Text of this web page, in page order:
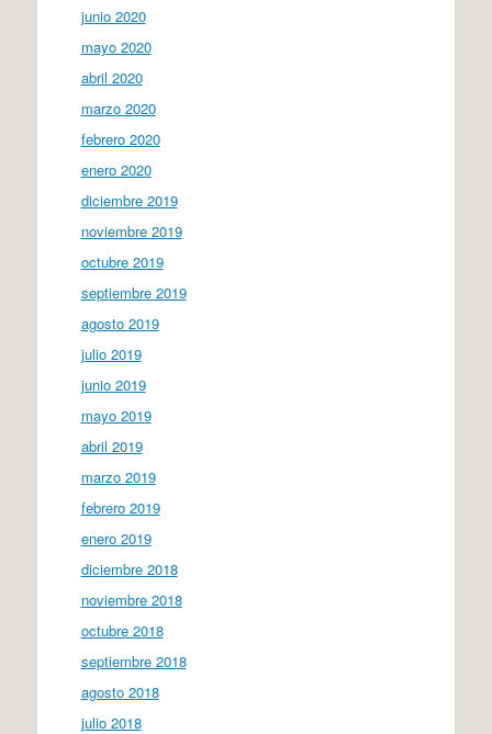
junio 2020
mayo 2020
abril 2020
marzo 2020
febrero 2020
enero 2020
diciembre 2019
noviembre 2019
octubre 2019
septiembre 2019
agosto 2019
julio 2019
junio 2019
mayo 2019
abril 2019
marzo 2019
febrero 2019
enero 2019
diciembre 2018
noviembre 2018
octubre 2018
septiembre 2018
agosto 2018
julio 2018